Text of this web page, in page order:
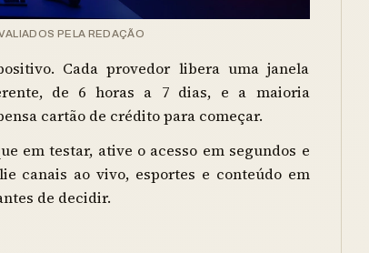
PELA REDAÇÃO
Cada provedor libera uma janela
de 6 horas a 7 dias, e a maioria
cartão de crédito para começar.
em testar, ative o acesso em segundos e
canais ao vivo, esportes e conteúdo em
de decidir.